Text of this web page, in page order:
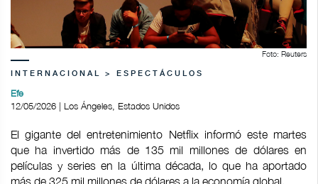
Foto: Reuters
INTERNACIONAL > ESPECTÁCULOS
Efe
12/05/2026 | Los Ángeles, Estados Unidos
El gigante del entretenimiento Netflix informó este martes
que ha invertido más de 135 mil millones de dólares en
películas y series en la última década, lo que ha aportado
más de 325 mil millones de dólares a la economía global.